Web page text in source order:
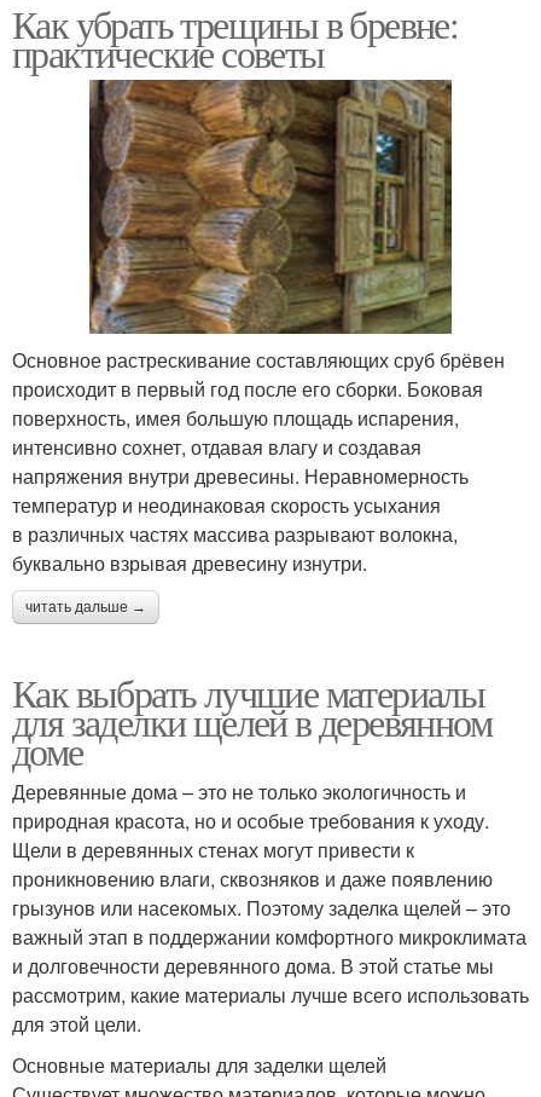
Как убрать трещины в бревне:
практические советы
Основное растрескивание составляющих сруб брёвен
происходит в первый год после его сборки. Боковая
поверхность, имея большую площадь испарения,
интенсивно сохнет, отдавая влагу и создавая
напряжения внутри древесины. Неравномерность
температур и неодинаковая скорость усыхания
в различных частях массива разрывают волокна,
буквально взрывая древесину изнутри.
читать дальше →
Как выбрать лучшие материалы
для заделки щелей в деревянном
доме
Деревянные дома – это не только экологичность и
природная красота, но и особые требования к уходу.
Щели в деревянных стенах могут привести к
проникновению влаги, сквозняков и даже появлению
грызунов или насекомых. Поэтому заделка щелей – это
важный этап в поддержании комфортного микроклимата
и долговечности деревянного дома. В этой статье мы
рассмотрим, какие материалы лучше всего использовать
для этой цели.
Основные материалы для заделки щелей